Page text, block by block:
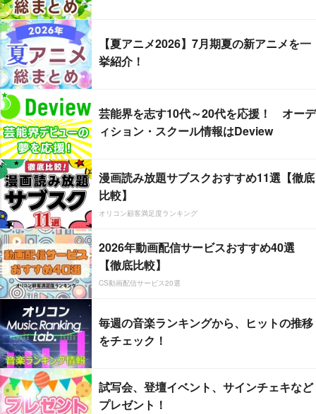
【夏アニメ2026】7月期夏の新アニメを一
挙紹介！
芸能界を志す10代～20代を応援！ オーデ
ィション・スクール情報はDeview
漫画読み放題サブスクおすすめ11選【徹底
比較】
オリコン顧客満足度ランキング
2026年動画配信サービスおすすめ40選
【徹底比較】
CS動画配信サービス20選
毎週の音楽ランキングから、ヒットの推移
をチェック！
試写会、登壇イベント、サインチェキなど
プレゼント！